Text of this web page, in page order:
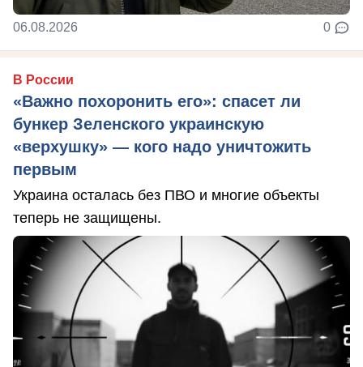
06.08.2026 0
В России
«Важно похоронить его»: спасет ли
бункер Зеленского украинскую
«верхушку» — кого надо уничтожить
первым
Украина осталась без ПВО и многие объекты
теперь не защищены.